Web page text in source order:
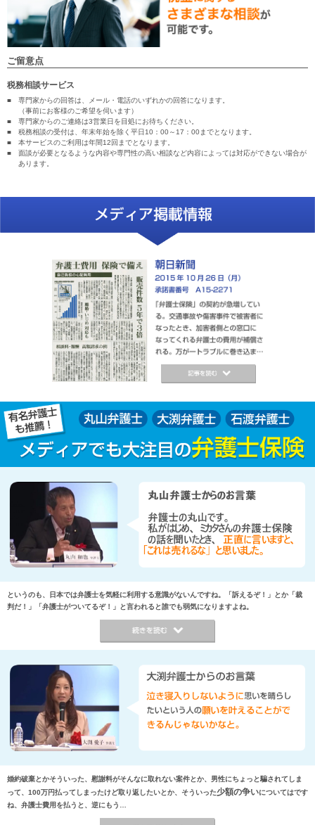
ご留意点
税務相談サービス
■
専門家からの回答は、メール・電話のいずれかの回答になります。
（事前にお客様のご希望を伺います）
■
専門家からのご連絡は3営業日を目処にお待ちください。
■
税務相談の受付は、年末年始を除く平日10：00～17：00までとなります。
■
本サービスのご利用は年間12回までとなります。
■
面談が必要となるような内容や専門性の高い相談など内容によっては対応ができない場合が
あります。
というのも、日本では弁護士を気軽に利用する意識がないんですね。「訴えるぞ！」とか「裁
判だ！」「弁護士がついてるぞ！」と言われると誰でも弱気になりますよね。
婚約破棄とかそういった、慰謝料がそんなに取れない案件とか、男性にちょっと騙されてしま
って、100万円払ってしまったけど取り返したいとか、そういった少額の争いについてはです
ね、弁護士費用を払うと、逆にもう…